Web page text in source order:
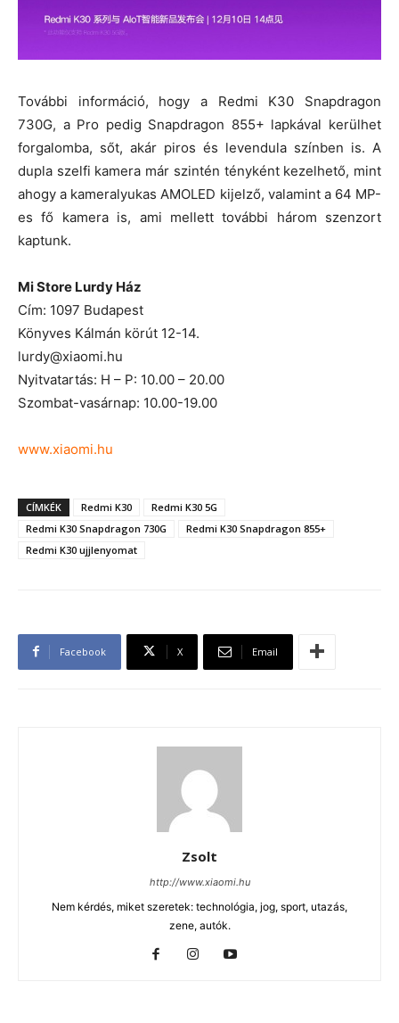
További információ, hogy a Redmi K30 Snapdragon
730G, a Pro pedig Snapdragon 855+ lapkával kerülhet
forgalomba, sőt, akár piros és levendula színben is. A
dupla szelfi kamera már szintén tényként kezelhető, mint
ahogy a kameralyukas AMOLED kijelző, valamint a 64 MP-
es fő kamera is, ami mellett további három szenzort
kaptunk.
Mi Store Lurdy Ház
Cím: 1097 Budapest
Könyves Kálmán körút 12-14.
lurdy@xiaomi.hu
Nyitvatartás: H – P: 10.00 – 20.00
Szombat-vasárnap: 10.00-19.00
www.xiaomi.hu
CÍMKÉK Redmi K30
Redmi K30 5G
Redmi K30 Snapdragon 730G
Redmi K30 Snapdragon 855+
Redmi K30 ujjlenyomat
Facebook X Email
Zsolt
http://www.xiaomi.hu
Nem kérdés, miket szeretek: technológia, jog, sport, utazás,
zene, autók.